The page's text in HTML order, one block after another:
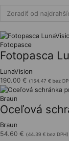
Fotopasce
Fotopasca
LunaVision
190.00 € (154.47 € bez
Braun
Oceľová
Braun
54.60 € (44.39 € bez DPH)